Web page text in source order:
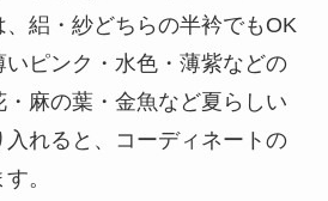
絽・紗どちらの半衿でもOK
ピンク・水色・薄紫などの
麻の葉・金魚など夏らしい
れると、コーディネートの
。